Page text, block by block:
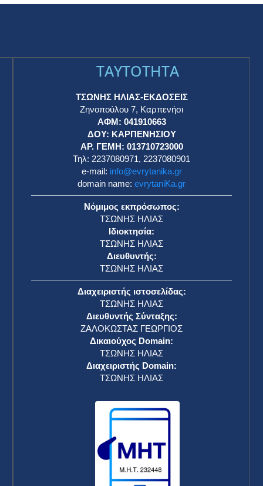
TAYTOTHTA
ΤΣΩΝΗΣ ΗΛΙΑΣ-ΕΚΔΟΣΕΙΣ
Ζηνοπούλου 7, Καρπενήσι
ΑΦΜ: 041910663
ΔΟΥ: ΚΑΡΠΕΝΗΣΙΟΥ
ΑΡ. ΓΕΜΗ: 013710723000
Τηλ: 2237080971, 2237080901
e-mail: info@evrytanika.gr
domain name: evrytaniKa.gr
Νόμιμος εκπρόσωπος:
ΤΣΩΝΗΣ ΗΛΙΑΣ
Ιδιοκτησία:
ΤΣΩΝΗΣ ΗΛΙΑΣ
Διευθυντής:
ΤΣΩΝΗΣ ΗΛΙΑΣ
Διαχειριστής ιστοσελίδας:
ΤΣΩΝΗΣ ΗΛΙΑΣ
Διευθυντής Σύνταξης:
ΖΑΛΟΚΩΣΤΑΣ ΓΕΩΡΓΙΟΣ
Δικαιούχος Domain:
ΤΣΩΝΗΣ ΗΛΙΑΣ
Διαχειριστής Domain:
ΤΣΩΝΗΣ ΗΛΙΑΣ